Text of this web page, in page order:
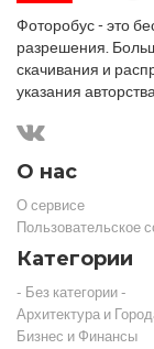
Фоторобус - это
разрешения.
скачивания и
указания
О нас
О сервисе
Пользовательское
Категории
- Без категории -
Архитектура и
Бизнес и Финансы